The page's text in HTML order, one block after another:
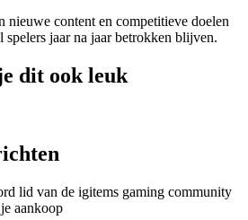
nieuwe content en competitieve doelen
spelers jaar na jaar betrokken blijven.
dit ook leuk
lid van de igitems gaming community
aankoop